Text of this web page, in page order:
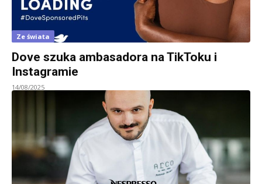
Ze świata
Dove szuka ambasadora na TikToku i
Instagramie
14/08/2025